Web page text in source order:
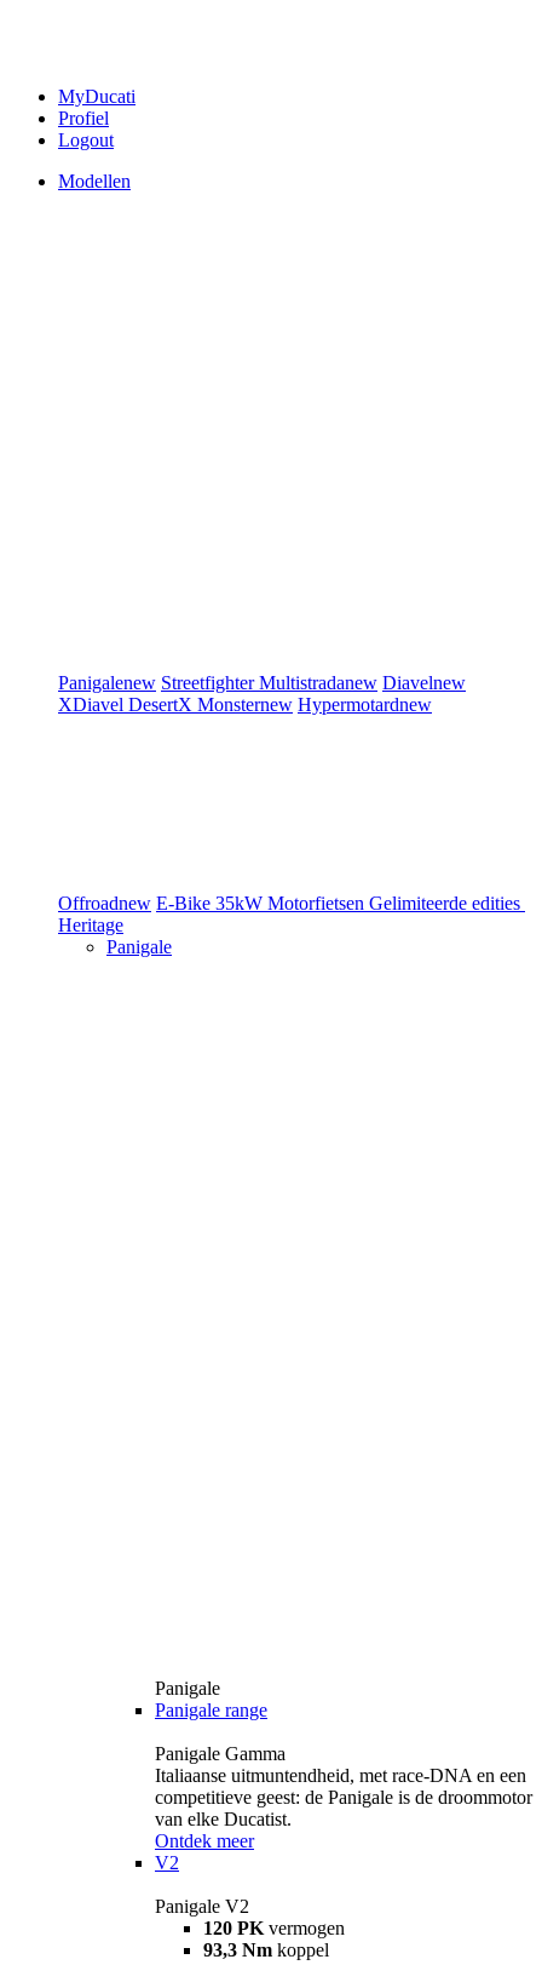
MyDucati
Profiel
Logout
Modellen
Panigalenew StreetfighterMultistradanew Diavelnew
XDiavel DesertX Monsternew Hypermotardnew
Offroadnew E-Bike 35kW Motorfietsen Gelimiteerde edities
Heritage
Panigale
Panigale
Panigale range
Panigale Gamma
Italiaanse uitmuntendheid, met race-DNA en een
competitieve geest: de Panigale is de droommotor
van elke Ducatist.
Ontdek meer
V2
Panigale V2
120 PK vermogen
93,3 Nm koppel